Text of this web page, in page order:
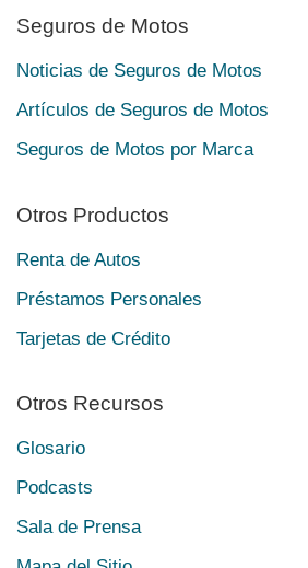
Seguros de Motos
Noticias de Seguros de Motos
Artículos de Seguros de Motos
Seguros de Motos por Marca
Otros Productos
Renta de Autos
Préstamos Personales
Tarjetas de Crédito
Otros Recursos
Glosario
Podcasts
Sala de Prensa